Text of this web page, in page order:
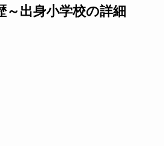
～出身小学校の詳細